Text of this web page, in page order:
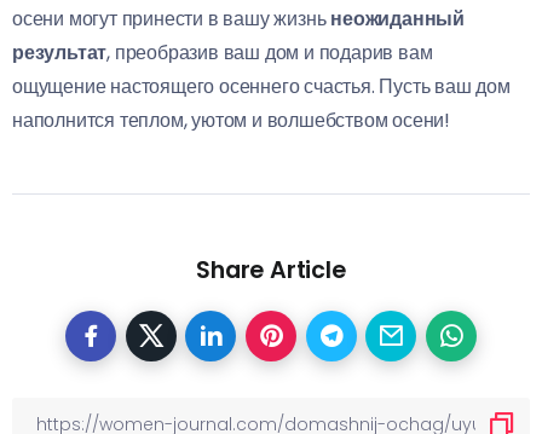
осени могут принести в вашу жизньнеожиданный
результат, преобразив ваш дом и подарив вам
ощущение настоящего осеннего счастья. Пусть ваш дом
наполнится теплом, уютом и волшебством осени!
Share Article